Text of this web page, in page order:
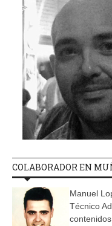
COLABORADOR EN
Manuel
Técnico